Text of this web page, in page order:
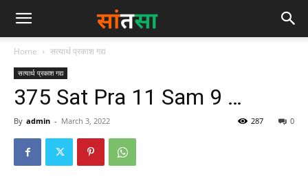
Home सत्यार्थ प्रकाश गद्य
सत्यार्थ प्रकाश गद्य
375 Sat Pra 11 Sam 9 …
By admin - March 3, 2022 0
287